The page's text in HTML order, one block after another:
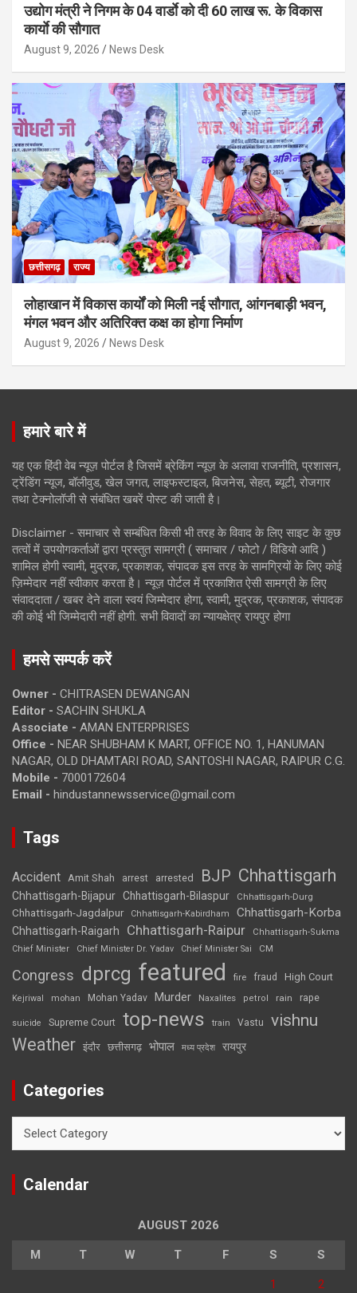
उद्योग मंत्री ने निगम के 04 वार्डाे को दी 60 लाख रू. के विकास
कार्याे की सौगात
August 9, 2026 News Desk
छत्तीसगढ़ राज्य
लोहाखान में विकास कार्यों को मिली नई सौगात, आंगनबाड़ी भवन,
मंगल भवन और अतिरिक्त कक्ष का होगा निर्माण
August 9, 2026 News Desk
हमारे बारे में
यह एक हिंदी वेब न्यूज़ पोर्टल है जिसमें ब्रेकिंग न्यूज़ के अलावा राजनीति, प्रशासन,
ट्रेंडिंग न्यूज, बॉलीवुड, खेल जगत, लाइफस्टाइल, बिजनेस, सेहत, ब्यूटी, रोजगार
तथा टेक्नोलॉजी से संबंधित खबरें पोस्ट की जाती है।
Disclaimer - समाचार से सम्बंधित किसी भी तरह के विवाद के लिए साइट के कुछ
तत्वों में उपयोगकर्ताओं द्वारा प्रस्तुत सामग्री ( समाचार / फोटो / विडियो आदि )
शामिल होगी स्वामी, मुद्रक, प्रकाशक, संपादक इस तरह के सामग्रियों के लिए कोई
ज़िम्मेदार नहीं स्वीकार करता है। न्यूज़ पोर्टल में प्रकाशित ऐसी सामग्री के लिए
संवाददाता / खबर देने वाला स्वयं जिम्मेदार होगा, स्वामी, मुद्रक, प्रकाशक, संपादक
की कोई भी जिम्मेदारी नहीं होगी. सभी विवादों का न्यायक्षेत्र रायपुर होगा
हमसे सम्पर्क करें
Owner - CHITRASEN DEWANGAN
Editor - SACHIN SHUKLA
Associate - AMAN ENTERPRISES
Office - NEAR SHUBHAM K MART, OFFICE NO. 1, HANUMAN
NAGAR, OLD DHAMTARI ROAD, SANTOSHI NAGAR, RAIPUR C.G.
Mobile - 7000172604
Email - hindustannewsservice@gmail.com
Tags
Accident Amit Shah arrest arrested BJP Chhattisgarh
Chhattisgarh-Bijapur Chhattisgarh-Bilaspur Chhattisgarh-Durg
Chhattisgarh-Jagdalpur Chhattisgarh-Kabirdham Chhattisgarh-Korba
Chhattisgarh-Raigarh Chhattisgarh-Raipur
Chhattisgarh-Sukma
Chief Minister
Chief Minister Dr. Yadav Chief Minister Sai CM
Congress dprcg featured fire fraud High Court
Kejriwal mohan Mohan Yadav Murder Naxalites petrol rain rape
suicide Supreme Court top-news train Vastu vishnu
Weather इंदौर छत्तीसगढ़ भोपाल मध्य प्रदेश रायपुर
Categories
Calendar
AUGUST 2026
M T W T F S S
1 2